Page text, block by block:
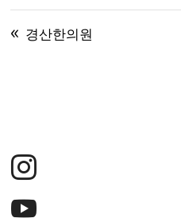
경산한의원

